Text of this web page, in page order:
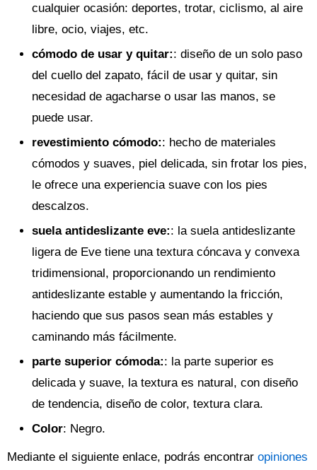
cualquier ocasión: deportes, trotar, ciclismo, al aire
libre, ocio, viajes, etc.
cómodo de usar y quitar:: diseño de un solo paso
del cuello del zapato, fácil de usar y quitar, sin
necesidad de agacharse o usar las manos, se
puede usar.
revestimiento cómodo:: hecho de materiales
cómodos y suaves, piel delicada, sin frotar los pies,
le ofrece una experiencia suave con los pies
descalzos.
suela antideslizante eve:: la suela antideslizante
ligera de Eve tiene una textura cóncava y convexa
tridimensional, proporcionando un rendimiento
antideslizante estable y aumentando la fricción,
haciendo que sus pasos sean más estables y
caminando más fácilmente.
parte superior cómoda:: la parte superior es
delicada y suave, la textura es natural, con diseño
de tendencia, diseño de color, textura clara.
Color: Negro.
Mediante el siguiente enlace, podrás encontrar opiniones